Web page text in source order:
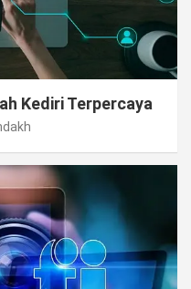
Kediri Terpercaya